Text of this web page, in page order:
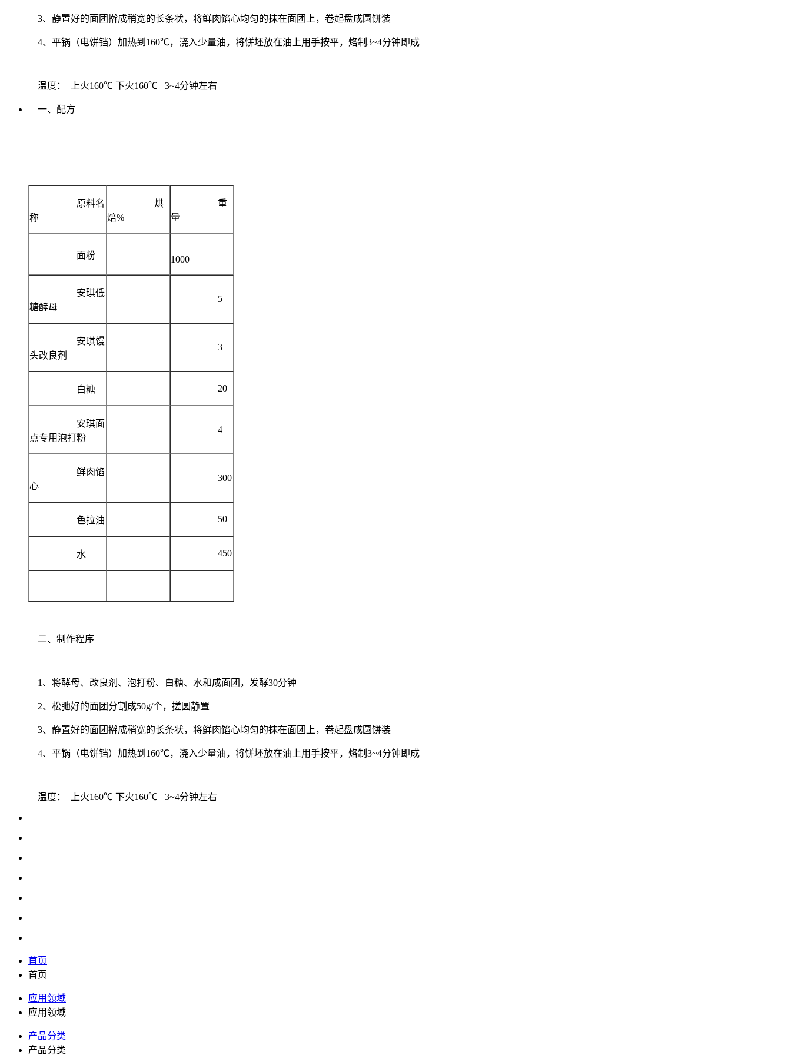
3、静置好的面团擀成稍宽的长条状，将鲜肉馅心均匀的抹在面团上，卷起盘成圆饼装
4、平锅（电饼铛）加热到160℃，浇入少量油，将饼坯放在油上用手按平，烙制3~4分钟即成
温度： 上火160℃ 下火160℃ 3~4分钟左右
一、配方
原料名
称
烘
焙%
重
量
面粉 1000
安琪低
糖酵母
5
安琪馒
头改良剂
3
白糖 20
安琪面
点专用泡打粉
4
鲜肉馅
心
300
色拉油 50
水 450
二、制作程序
1、将酵母、改良剂、泡打粉、白糖、水和成面团，发酵30分钟
2、松弛好的面团分割成50g/个，搓圆静置
3、静置好的面团擀成稍宽的长条状，将鲜肉馅心均匀的抹在面团上，卷起盘成圆饼装
4、平锅（电饼铛）加热到160℃，浇入少量油，将饼坯放在油上用手按平，烙制3~4分钟即成
温度： 上火160℃ 下火160℃ 3~4分钟左右
首页
首页
应用领域
应用领域
产品分类
产品分类